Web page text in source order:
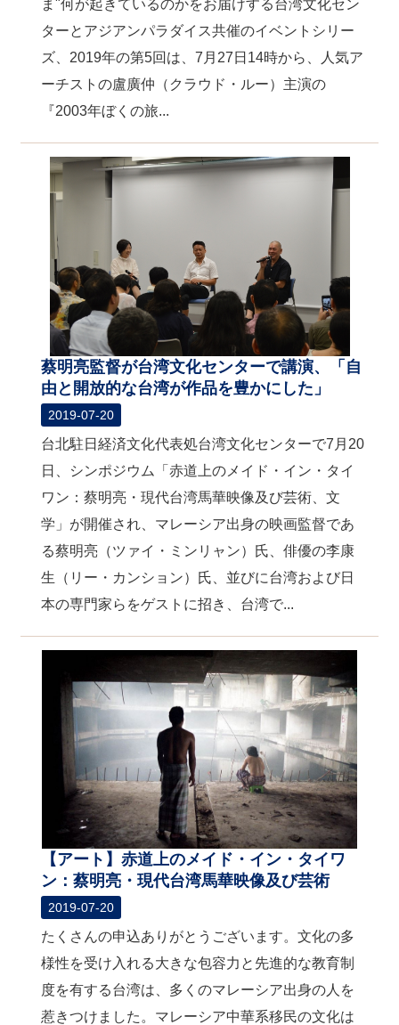
ま"何が起きているのかをお届けする台湾文化セン
ターとアジアンパラダイス共催のイベントシリー
ズ、2019年の第5回は、7月27日14時から、人気ア
ーチストの盧廣仲（クラウド・ルー）主演の
『2003年ぼくの旅...
蔡明亮監督が台湾文化センターで講演、「自
由と開放的な台湾が作品を豊かにした」
2019-07-20
台北駐日経済文化代表処台湾文化センターで7月20
日、シンポジウム「赤道上のメイド・イン・タイ
ワン：蔡明亮・現代台湾馬華映像及び芸術、文
学」が開催され、マレーシア出身の映画監督であ
る蔡明亮（ツァイ・ミンリャン）氏、俳優の李康
生（リー・カンション）氏、並びに台湾および日
本の専門家らをゲストに招き、台湾で...
【アート】赤道上のメイド・イン・タイワ
ン：蔡明亮・現代台湾馬華映像及び芸術
2019-07-20
たくさんの申込ありがとうございます。文化の多
様性を受け入れる大きな包容力と先進的な教育制
度を有する台湾は、多くのマレーシア出身の人を
惹きつけました。マレーシア中華系移民の文化は